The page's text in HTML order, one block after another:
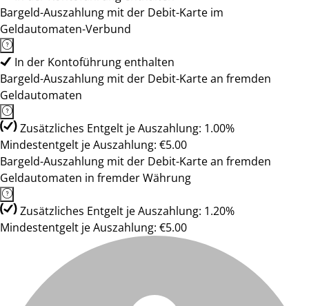
Bargeld-Auszahlung mit der Debit-Karte im
Geldautomaten-Verbund
In der Kontoführung enthalten
Bargeld-Auszahlung mit der Debit-Karte an fremden
Geldautomaten
Zusätzliches Entgelt je Auszahlung: 1.00%
Mindestentgelt je Auszahlung: €5.00
Bargeld-Auszahlung mit der Debit-Karte an fremden
Geldautomaten in fremder Währung
Zusätzliches Entgelt je Auszahlung: 1.20%
Mindestentgelt je Auszahlung: €5.00